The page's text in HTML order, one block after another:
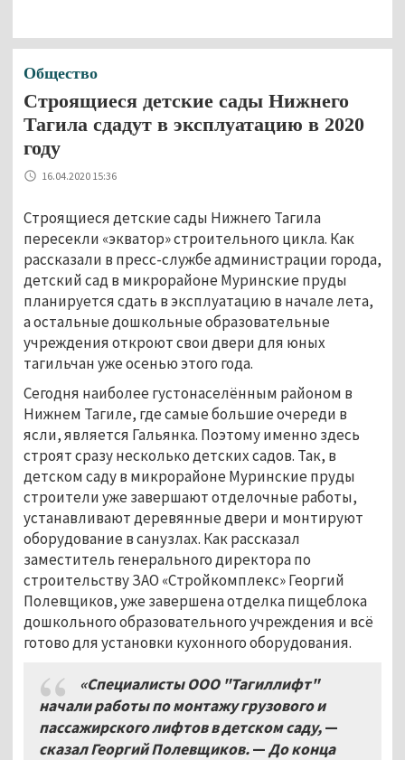
Общество
Строящиеся детские сады Нижнего
Тагила сдадут в эксплуатацию в 2020
году
16.04.2020 15:36
Строящиеся детские сады Нижнего Тагила
пересекли «экватор» строительного цикла. Как
рассказали в пресс-службе администрации города,
детский сад в микрорайоне Муринские пруды
планируется сдать в эксплуатацию в начале лета,
а остальные дошкольные образовательные
учреждения откроют свои двери для юных
тагильчан уже осенью этого года.
Сегодня наиболее густонаселённым районом в
Нижнем Тагиле, где самые большие очереди в
ясли, является Гальянка. Поэтому именно здесь
строят сразу несколько детских садов. Так, в
детском саду в микрорайоне Муринские пруды
строители уже завершают отделочные работы,
устанавливают деревянные двери и монтируют
оборудование в санузлах. Как рассказал
заместитель генерального директора по
строительству ЗАО «Стройкомплекс» Георгий
Полевщиков, уже завершена отделка пищеблока
дошкольного образовательного учреждения и всё
готово для установки кухонного оборудования.
«Специалисты ООО "Тагиллифт"
начали работы по монтажу грузового и
пассажирского лифтов в детском саду,—
сказал Георгий Полевщиков.—До конца